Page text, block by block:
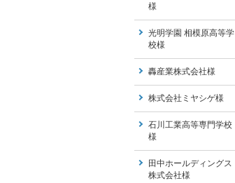
様
光明学園 相模原高等学
校様
轟産業株式会社様
株式会社ミヤシゲ様
石川工業高等専門学校
様
田中ホールディングス
株式会社様